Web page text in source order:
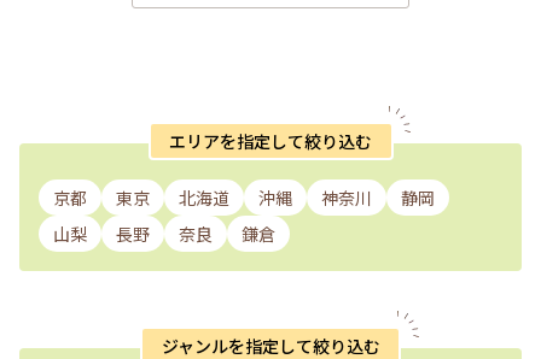
エリアを指定して絞り込む
京都 東京 北海道 沖縄 神奈川
静岡
山梨
長野 奈良 鎌倉
ジャンルを指定して絞り込む